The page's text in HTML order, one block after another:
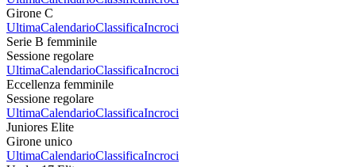
Girone C
UltimaCalendarioClassificaIncroci
Serie B femminile
Sessione regolare
UltimaCalendarioClassificaIncroci
Eccellenza femminile
Sessione regolare
UltimaCalendarioClassificaIncroci
Juniores Elite
Girone unico
UltimaCalendarioClassificaIncroci